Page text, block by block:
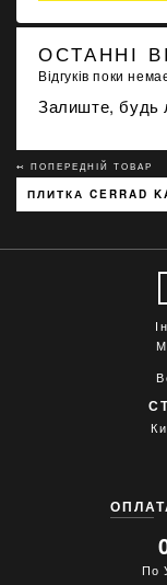
ОСТАННІ
Відгуків поки
Залиште, будь
↢ ПОПЕРЕДНІЙ ТОВАР
ПЛИТКА CERRAD
По